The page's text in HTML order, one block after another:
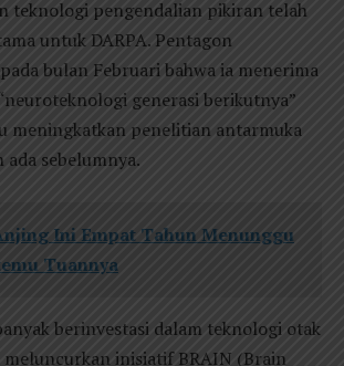
teknologi pengendalian pikiran telah
untuk DARPA. Pentagon
bulan Februari bahwa ia menerima
generasi berikutnya”
meningkatkan penelitian antarmuka
ada sebelumnya.
Ini Empat Tahun Menunggu
Tuannya
berinvestasi dalam teknologi otak
meluncurkan inisiatif BRAIN (Brain